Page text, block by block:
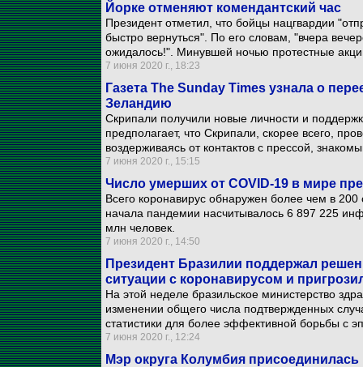
Йорке отменяют комендантский час
Президент отметил, что бойцы нацгвардии
быстро вернуться". По его словам, "вчера
ожидалось!". Минувшей ночью протестные
7 июня 2020 г., 18:23
Газета The Sunday Times узнала о
Зеландию
Скрипали получили новые личности и
предполагает, что Скрипали, скорее всего,
воздерживаясь от контактов с прессой,
7 июня 2020 г., 15:15
Число умерших от COVID-19 в мире
Всего коронавирус обнаружен более чем в
начала пандемии насчитывалось 6 897 225
млн человек.
7 июня 2020 г., 14:50
Президент Бразилии поддержал
ситуации с коронавирусом и
На этой неделе бразильское министерство
изменении общего числа подтвержденных
статистики для более эффективной борьбы с
7 июня 2020 г., 12:24
Мэр округа Колумбия